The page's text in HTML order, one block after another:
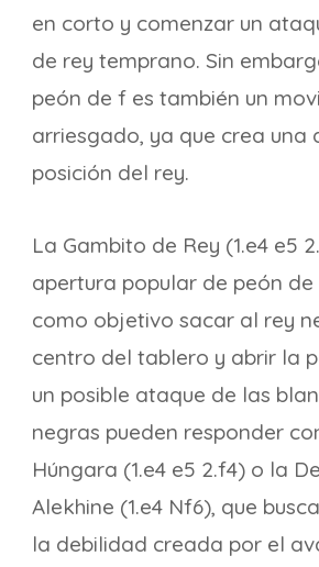
en corto y comenzar un
de rey temprano. Sin
peón de f es también un
arriesgado, ya que crea una
posición del rey.
La Gambito de Rey (1.e4 e5
apertura popular de peón de
como objetivo sacar al rey
centro del tablero y abrir la
un posible ataque de las
negras pueden responder
Húngara (1.e4 e5 2.f4) o la
Alekhine (1.e4 Nf6), que
la debilidad creada por el